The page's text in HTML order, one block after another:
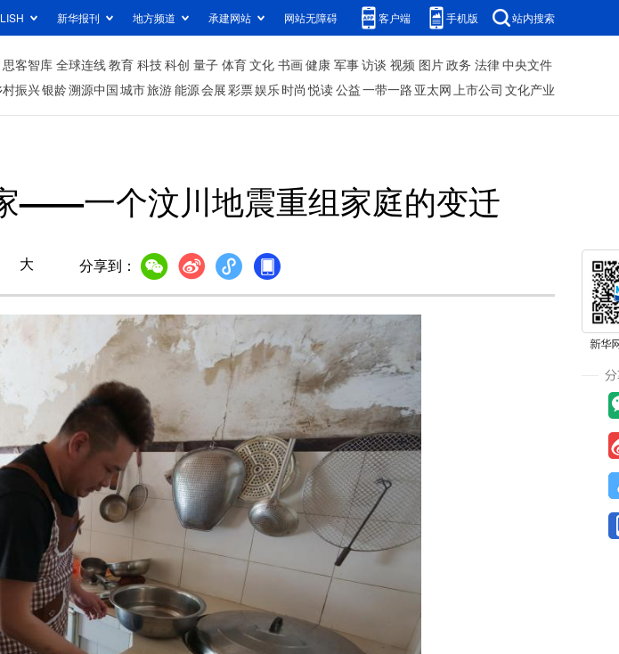
新华报刊 地方频道 承建网站 网站无障碍 客户端 手机版 站内搜索
思客智库 全球连线教育 科技科创 量子 体育文化 书画健康 军事访谈 视频 图片政务 法律中央文件
村振兴银龄溯源中国城市旅游能源会展彩票娱乐时尚 悦读公益一带一路 亚太网上市公司 文化产业
——一个汶川地震重组家庭的变迁
大 分享到：